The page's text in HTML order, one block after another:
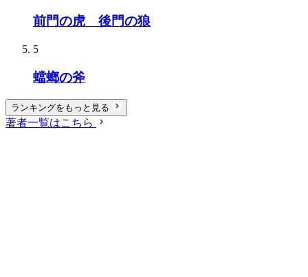
前門の虎 後門の狼
5
蟷螂の斧
ランキングをもっと見る
著者一覧はこちら